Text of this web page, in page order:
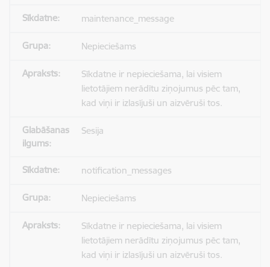
maintenance_message
Nepieciešams
Sīkdatne ir nepieciešama, lai visiem
lietotājiem nerādītu ziņojumus pēc tam,
kad viņi ir izlasījuši un aizvēruši tos.
Sesija
notification_messages
Nepieciešams
Sīkdatne ir nepieciešama, lai visiem
lietotājiem nerādītu ziņojumus pēc tam,
kad viņi ir izlasījuši un aizvēruši tos.